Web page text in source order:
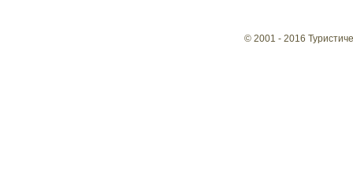
© 2001 - 2016